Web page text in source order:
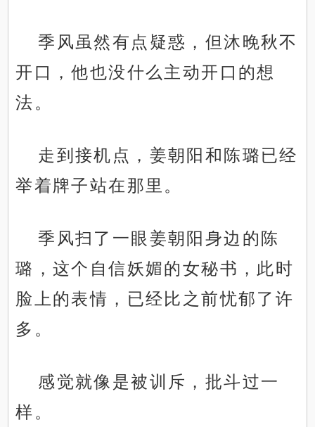
季风虽然有点疑惑，但沐晚秋不
开口，他也没什么主动开口的想
法。
走到接机点，姜朝阳和陈璐已经
举着牌子站在那里。
季风扫了一眼姜朝阳身边的陈
璐，这个自信妖媚的女秘书，此时
脸上的表情，已经比之前忧郁了许
多。
感觉就像是被训斥，批斗过一
样。